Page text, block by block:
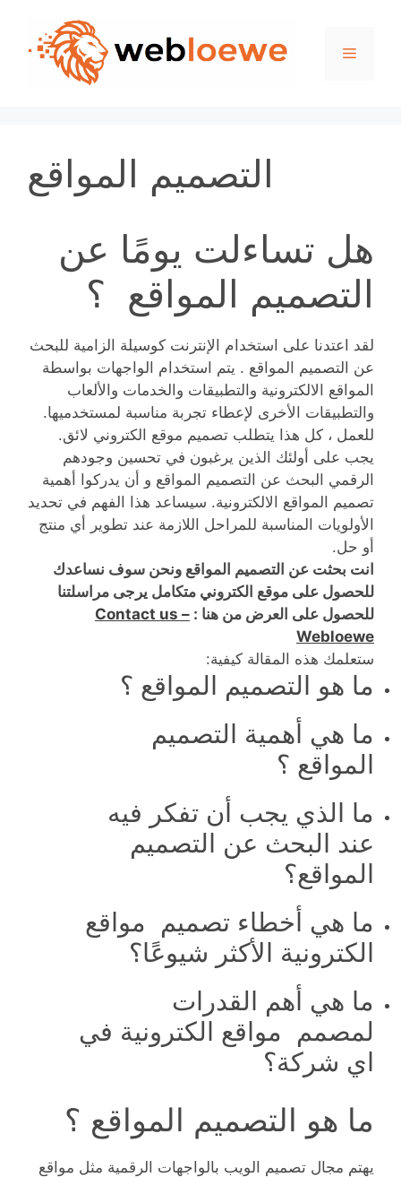
content
Menu
التصميم المواقع
هل تساءلت يومًا عن
التصميم المواقع ؟
لقد اعتدنا على استخدام الإنترنت كوسيلة الزامية للبحث
عن التصميم المواقع . يتم استخدام الواجهات بواسطة
المواقع الالكترونية والتطبيقات والخدمات والألعاب
والتطبيقات الأخرى لإعطاء تجربة مناسبة لمستخدميها.
للعمل ، كل هذا يتطلب تصميم موقع الكتروني لائق.
يجب على أولئك الذين يرغبون في تحسين وجودهم
الرقمي البحث عن التصميم المواقع و أن يدركوا أهمية
تصميم المواقع الالكترونية. سيساعد هذا الفهم في تحديد
الأولويات المناسبة للمراحل اللازمة عند تطوير أي منتج
أو حل.
انت بحثت عن التصميم المواقع ونحن سوف نساعدك
للحصول على موقع الكتروني متكامل يرجى مراسلتنا
للحصول على العرض من هنا : Contact us –
Webloewe
ستعلمك هذه المقالة كيفية:
ما هو التصميم المواقع ؟
ما هي أهمية التصميم
المواقع ؟
ما الذي يجب أن تفكر فيه
عند البحث عن التصميم
المواقع؟
ما هي أخطاء تصميم مواقع
الكترونية الأكثر شيوعًا؟
ما هي أهم القدرات
لمصمم مواقع الكترونية في
اي شركة؟
ما هو التصميم المواقع ؟
يهتم مجال تصميم الويب بالواجهات الرقمية مثل مواقع